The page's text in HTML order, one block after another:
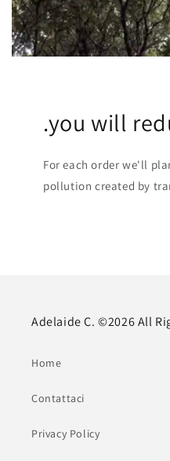
.you will
For each order we'll
pollution created by
Adelaide C. ©2026 All
Home
Contattaci
Privacy Policy